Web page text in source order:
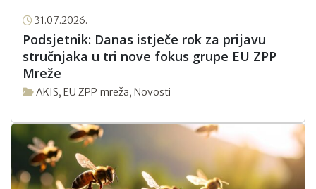
31.07.2026.
Podsjetnik: Danas istječe rok za prijavu
stručnjaka u tri nove fokus grupe EU ZPP
Mreže
AKIS, EU ZPP mreža, Novosti